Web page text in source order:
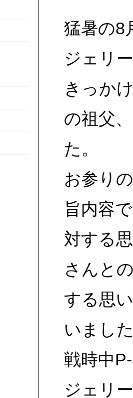
猛暑の8
ジェリ
きっか
の祖父
た。
お参り
旨内容
対する
さんと
する思
いまし
戦時中
ジェリ